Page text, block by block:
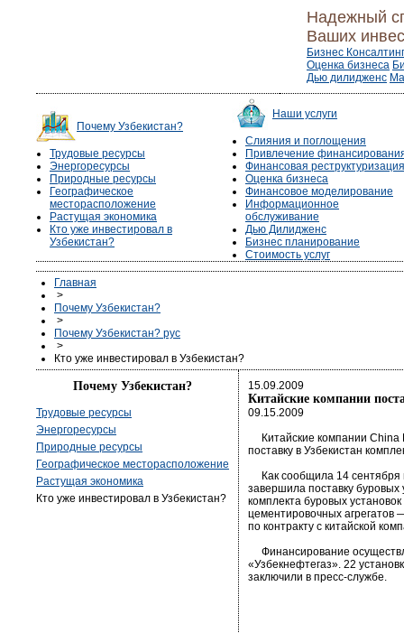
Надежный
Ваших
Бизнес Консалтинг
Оценка бизнеса
Дью дилидженс
Почему Узбекистан?
Трудовые ресурсы
Энергоресурсы
Природные ресурсы
Географическое
месторасположение
Растущая экономика
Кто уже инвестировал в
Узбекистан?
Наши услуги
Слияния и поглощения
Привлечение
Финансовая реструктуризация
Оценка бизнеса
Финансовое моделирование
Информационное
обслуживание
Дью Дилидженс
Бизнес планирование
Стоимость услуг
Главная
>
Почему Узбекистан?
>
Почему Узбекистан? рус
>
Кто уже инвестировал в Узбекистан?
Почему Узбекистан?
Трудовые ресурсы
Энергоресурсы
Природные ресурсы
Географическое месторасположение
Растущая экономика
Кто уже инвестировал в Узбекистан?
15.09.2009
Китайские компании
09.15.2009
Китайские компании China
поставку в Узбекистан
Как сообщила 14 сентября
завершила поставку буровых
комплекта буровых
цементировочных агрегатов
по контракту с китайской
Финансирование
«Узбекнефтегаз». 22
заключили в пресс-службе.